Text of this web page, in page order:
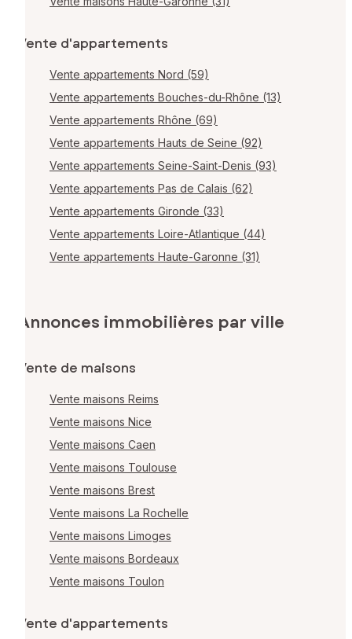
Vente d'appartements
Vente appartements Nord (59)
Vente appartements Bouches-du-Rhône (13)
Vente appartements Rhône (69)
Vente appartements Hauts de Seine (92)
Vente appartements Seine-Saint-Denis (93)
Vente appartements Pas de Calais (62)
Vente appartements Gironde (33)
Vente appartements Loire-Atlantique (44)
Vente appartements Haute-Garonne (31)
Annonces immobilières par ville
Vente de maisons
Vente maisons Reims
Vente maisons Nice
Vente maisons Caen
Vente maisons Toulouse
Vente maisons Brest
Vente maisons La Rochelle
Vente maisons Limoges
Vente maisons Bordeaux
Vente maisons Toulon
Vente d'appartements